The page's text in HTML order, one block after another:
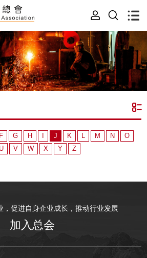
F G H I J K L M N
O
U V W X Y Z
，促进自身企业成长，推动行业发展
加入总会